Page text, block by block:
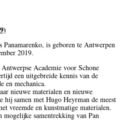
is geboren te Antwerpen
2019.
Academie voor Schone
een uitgebreide kennis van de
en mechanica.
nieuwe materialen en nieuwe
hij samen met Hugo Heyrman de meest
vreemde en kunstmatige materialen.
mogelijke samentrekking van Pan